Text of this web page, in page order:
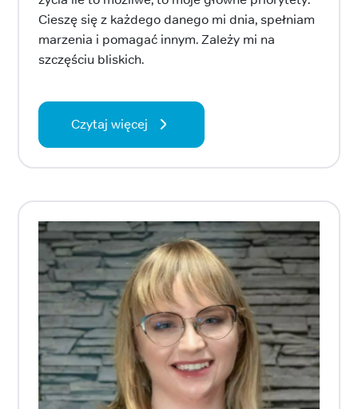
Cieszę się z każdego danego mi dnia, spełniam
marzenia i pomagać innym. Zależy mi na
szczęściu bliskich.
Czytaj więcej